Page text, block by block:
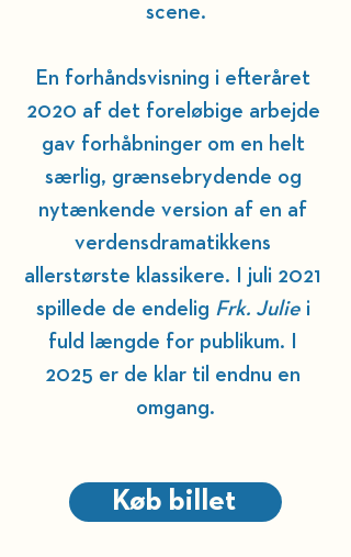
scene.
En forhåndsvisning i efteråret
2020 af det foreløbige arbejde
gav forhåbninger om en helt
særlig, grænsebrydende og
nytænkende version af en af
verdensdramatikkens
allerstørste klassikere. I juli 2021
spillede de endelig Frk. Julie i
fuld længde for publikum. I
2025 er de klar til endnu en
omgang.
Køb billet